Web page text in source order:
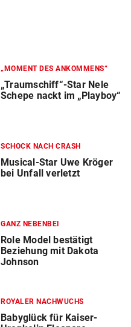
„MOMENT DES ANKOMMENS“
„Traumschiff“-Star Nele
Schepe nackt im „Playboy“
SCHOCK NACH CRASH
Musical-Star Uwe Kröger
bei Unfall verletzt
GANZ NEBENBEI
Role Model bestätigt
Beziehung mit Dakota
Johnson
ROYALER NACHWUCHS
Babyglück für Kaiser-